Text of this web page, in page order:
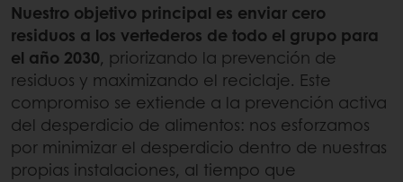
Nuestro objetivo principal es enviar cero
residuos a los vertederos de todo el grupo para
el año 2030, priorizando la prevención de
residuos y maximizando el reciclaje. Este
compromiso se extiende a la prevención activa
del desperdicio de alimentos: nos esforzamos
por minimizar el desperdicio dentro de nuestras
propias instalaciones, al tiempo que